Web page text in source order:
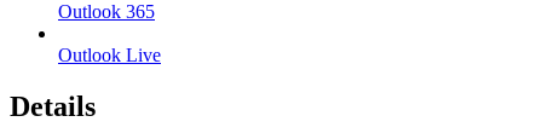
Outlook 365
Outlook Live
Details